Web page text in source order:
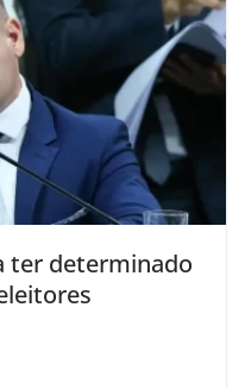
ter determinado